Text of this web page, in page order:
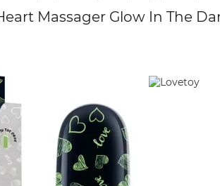
Massager Glow In The